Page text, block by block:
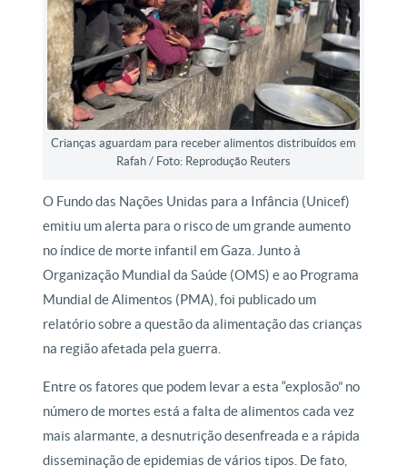
Crianças aguardam para receber alimentos distribuídos em
Rafah / Foto: Reprodução Reuters
O Fundo das Nações Unidas para a Infância (Unicef)
emitiu um alerta para o risco de um grande aumento
no índice de morte infantil em Gaza. Junto à
Organização Mundial da Saúde (OMS) e ao Programa
Mundial de Alimentos (PMA), foi publicado um
relatório sobre a questão da alimentação das crianças
na região afetada pela guerra.
Entre os fatores que podem levar a esta “explosão” no
número de mortes está a falta de alimentos cada vez
mais alarmante, a desnutrição desenfreada e a rápida
disseminação de epidemias de vários tipos. De fato,